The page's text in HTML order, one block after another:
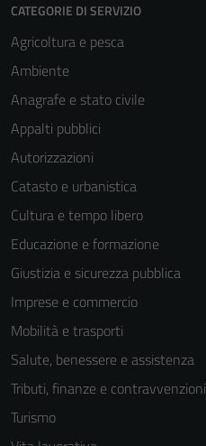
CATEGORIE DI SERVIZIO
Agricoltura e pesca
Ambiente
Anagrafe e stato civile
Appalti pubblici
Autorizzazioni
Catasto e urbanistica
Cultura e tempo libero
Educazione e formazione
Giustizia e sicurezza pubblica
Imprese e commercio
Mobilità e trasporti
Salute, benessere e assistenza
Tributi, finanze e contravvenzioni
Turismo